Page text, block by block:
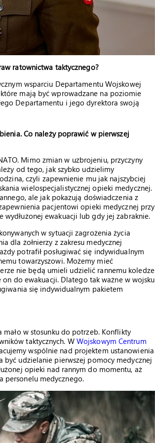
ratownictwa taktycznego?
wsparciu Departamentu Wojskowej
mają być wprowadzane na poziomie
Departamentu i jego dyrektora swoją
Co należy poprawić w pierwszej
Mimo zmian w uzbrojeniu, przyczyny
od tego, jak szybko udzielimy
czyli zapewnienie mu jak najszybciej
wielospecjalistycznej opieki medycznej.
ale jak pokazują doświadczenia z
pacjentowi opieki medycznej przy
ewakuacji lub gdy jej zabraknie.
w sytuacji zagrożenia życia
dla żołnierzy z zakresu medycznej
potrafił posługiwać się indywidualnym
towarzyszowi. Możemy mieć
nie będą umieli udzielić rannemu koledze
do ewakuacji. Dlatego tak ważne w wojsku
się indywidualnym pakietem
w stosunku do potrzeb. Konflikty
taktycznych. W Wojskowym Centrum
wspólnie nad projektem ustanowienia
być udzielanie pierwszej pomocy medycznej
opieki nad rannym do momentu, aż
personelu medycznego.